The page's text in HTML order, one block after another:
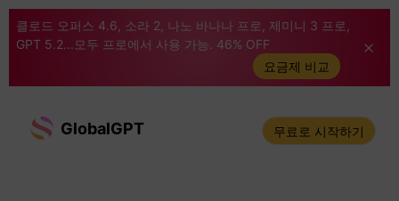
클로드 오퍼스 4.6, 소라 2, 나노 바나나 프로, 제미니 3 프로,
GPT 5.2...모두 프로에서 사용 가능. 46% OFF
요금제 비교
GlobalGPT 무료로 시작하기